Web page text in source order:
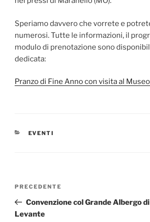
Speriamo davvero che vorrete e
numerosi. Tutte le informazioni, il
modulo di prenotazione sono
dedicata:
Pranzo di Fine Anno con visita al
CATEGORIE
EVENTI
Articolo
precedente:
PRECEDENTE
Convenzione col Grande Albergo
Levante